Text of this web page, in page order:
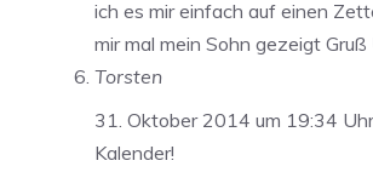
ich es mir einfach auf einen
mir mal mein Sohn gezeigt Gruß
Torsten
31. Oktober 2014 um 19:34 Uhr
Kalender!